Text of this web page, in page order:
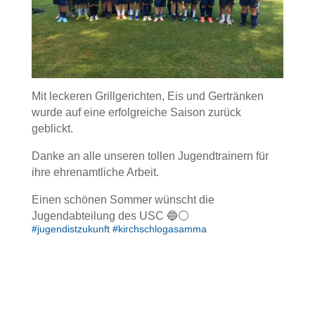
Mit leckeren Grillgerichten, Eis und Gertränken
wurde auf eine erfolgreiche Saison zurück
geblickt.
Danke an alle unseren tollen Jugendtrainern für
ihre ehrenamtliche Arbeit.
Einen schönen Sommer wünscht die
Jugendabteilung des USC 🔵⚪️
#jugendistzukunft #kirchschlogasamma